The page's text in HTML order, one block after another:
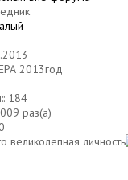
2013год
184
раз(а)